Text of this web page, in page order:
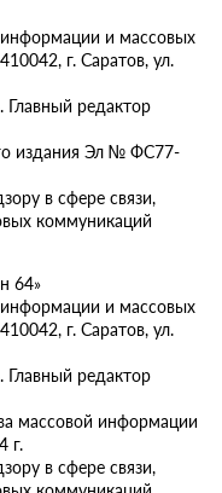
и массовых
г. Саратов, ул.
редактор
издания Эл № ФС77-
в сфере связи,
коммуникаций
64»
и массовых
г. Саратов, ул.
редактор
массовой информации
г.
в сфере связи,